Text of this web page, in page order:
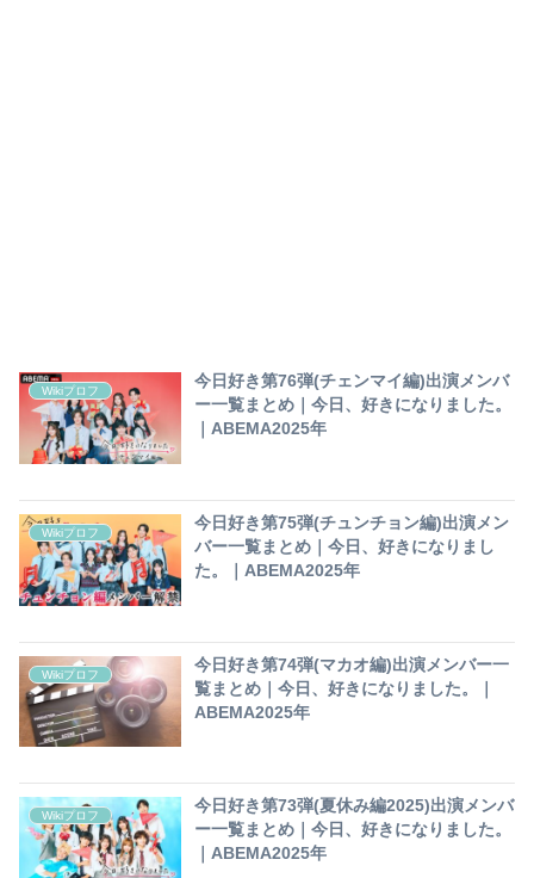
Wikiプロフ
今日好き第76弾(チェンマイ編)出演メンバ
ー一覧まとめ｜今日、好きになりました。
｜ABEMA2025年
Wikiプロフ
今日好き第75弾(チュンチョン編)出演メン
バー一覧まとめ｜今日、好きになりまし
た。｜ABEMA2025年
Wikiプロフ
今日好き第74弾(マカオ編)出演メンバー一
覧まとめ｜今日、好きになりました。｜
ABEMA2025年
Wikiプロフ
今日好き第73弾(夏休み編2025)出演メンバ
ー一覧まとめ｜今日、好きになりました。
｜ABEMA2025年